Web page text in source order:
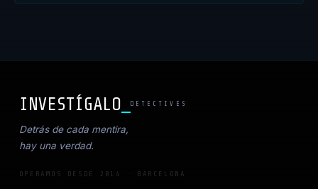
INVESTÍGALO DETECTIVES
Detrás de cada mentira,
hay una verdad.
OPERAMOS DESDE 2014 · BARCELONA